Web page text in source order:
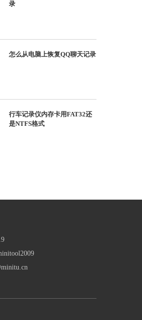
录
怎么从电脑上恢复QQ聊天记录
行车记录仪内存卡用FAT32还
是NTFS格式